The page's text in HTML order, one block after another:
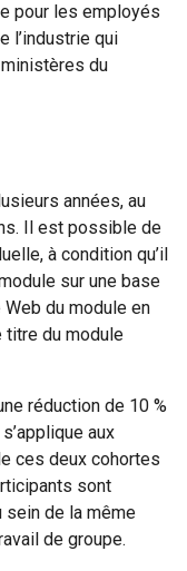
pour les employés
l’industrie qui
du
années, au
Il est possible de
à condition qu’il
sur une base
du module en
titre du module
réduction de 10 %
aux
ces deux cohortes
sont
sein de la même
de groupe.